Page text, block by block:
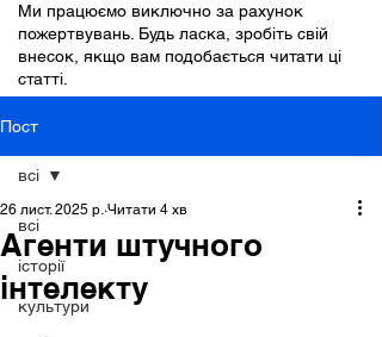
Ми працюємо виключно за рахунок
пожертвувань. Будь ласка, зробіть свій
внесок, якщо вам подобається читати ці
статті.
Пост
всі
історії
культури
всі
Агенти штучного
інтелекту
26 лист. 2025 р. Читати 4 хв